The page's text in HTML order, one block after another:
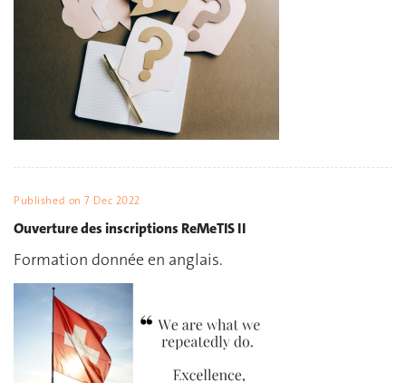
Published on7 Dec 2022
Ouverture des inscriptions ReMeTIS II
Formation donnée en anglais.